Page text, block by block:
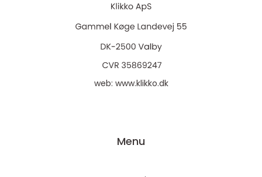
web: www.klikko.dk
Menu